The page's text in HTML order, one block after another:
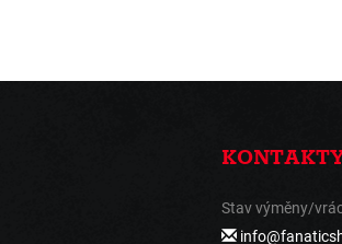
Stav výměny/